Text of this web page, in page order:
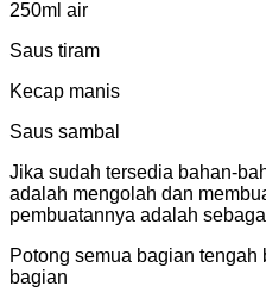
250ml air
Saus tiram
Kecap manis
Saus sambal
Jika sudah tersedia bahan-
adalah mengolah dan
pembuatannya adalah
Potong semua bagian
bagian